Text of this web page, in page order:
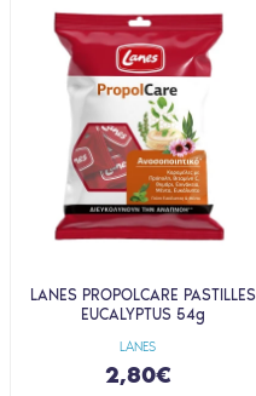
LANES
LANES PROPOLCARE PASTILLES
EUCALYPTUS 54g
2,80€